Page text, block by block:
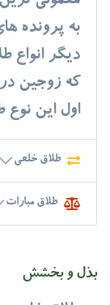
به پرونده
دیگر انواع
که زوجین
اول این نوع
طلاق خلعی
طلاق مبارات
بذل و بخشش